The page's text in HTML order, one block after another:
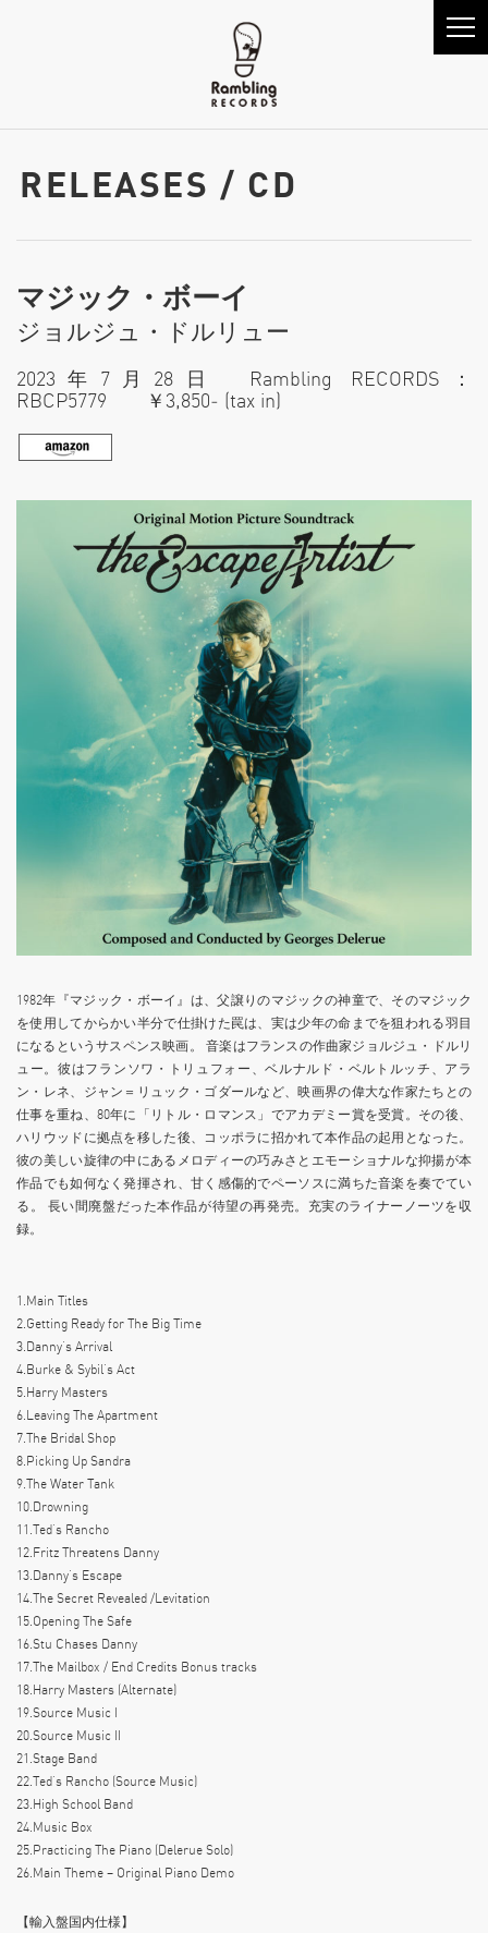
RELEASES / CD
マジック・ボーイ
ジョルジュ・ドルリュー
2023年7月28日 Rambling RECORDS：
RBCP5779 ￥3,850‐ (tax in)
1982年『マジック・ボーイ』は、父譲りのマジックの神童で、そのマジック
を使用してからかい半分で仕掛けた罠は、実は少年の命までを狙われる羽目
になるというサスペンス映画。 音楽はフランスの作曲家ジョルジュ・ドルリ
ュー。彼はフランソワ・トリュフォー、ベルナルド・ベルトルッチ、アラ
ン・レネ、ジャン＝リュック・ゴダールなど、映画界の偉大な作家たちとの
仕事を重ね、80年に「リトル・ロマンス」でアカデミー賞を受賞。その後、
ハリウッドに拠点を移した後、コッポラに招かれて本作品の起用となった。
彼の美しい旋律の中にあるメロディーの巧みさとエモーショナルな抑揚が本
作品でも如何なく発揮され、甘く感傷的でペーソスに満ちた音楽を奏でてい
る。 ⻑い間廃盤だった本作品が待望の再発売。充実のライナーノーツを収
録。
1.Main Titles
2.Getting Ready for The Big Time
3.Danny’s Arrival
4.Burke & Sybil’s Act
5.Harry Masters
6.Leaving The Apartment
7.The Bridal Shop
8.Picking Up Sandra
9.The Water Tank
10.Drowning
11.Ted’s Rancho
12.Fritz Threatens Danny
13.Danny’s Escape
14.The Secret Revealed /Levitation
15.Opening The Safe
16.Stu Chases Danny
17.The Mailbox / End Credits Bonus tracks
18.Harry Masters (Alternate)
19.Source Music I
20.Source Music II
21.Stage Band
22.Ted’s Rancho (Source Music)
23.High School Band
24.Music Box
25.Practicing The Piano (Delerue Solo)
26.Main Theme – Original Piano Demo
【輸入盤国内仕様】